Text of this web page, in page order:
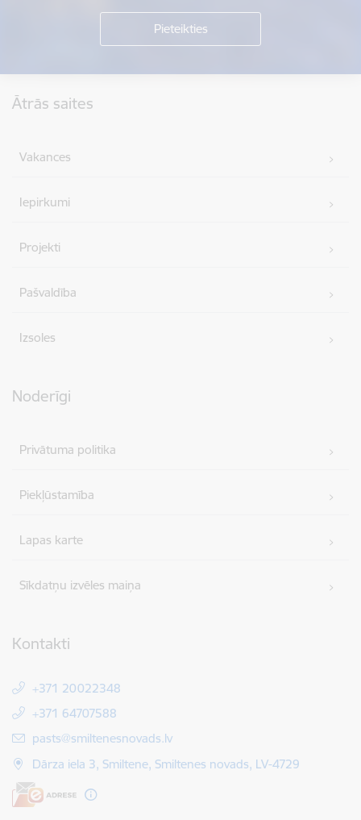
Ātrās saites
Vakances
Iepirkumi
Projekti
Pašvaldība
Izsoles
Noderīgi
Privātuma politika
Piekļūstamība
Lapas karte
Sīkdatņu izvēles maiņa
Kontakti
+371 20022348
+371 64707588
E-pasts:
pasts@smiltenesnovads.lv
Dārza iela 3, Smiltene, Smiltenes novads, LV-4729